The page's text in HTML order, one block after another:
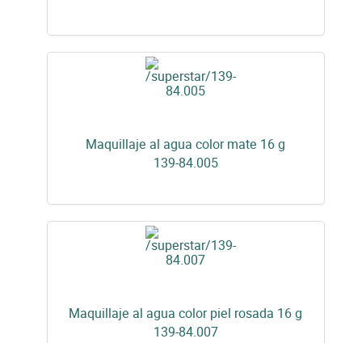
Maquillaje al agua color mate 16 g
139-84.005
Maquillaje al agua color piel rosada 16 g
139-84.007